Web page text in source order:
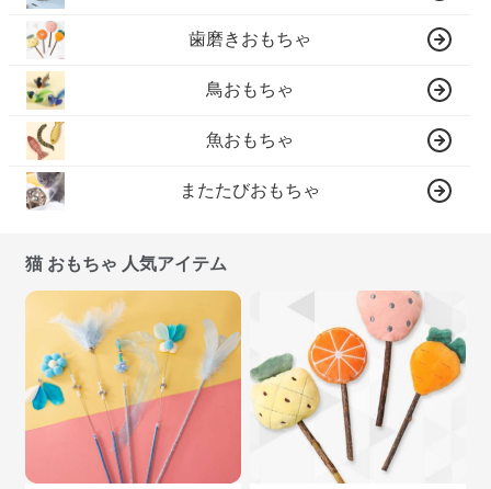
歯磨きおもちゃ
鳥おもちゃ
魚おもちゃ
またたびおもちゃ
猫 おもちゃ 人気アイテム